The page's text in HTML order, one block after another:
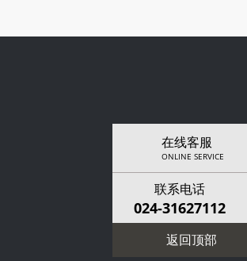
在线客服
ONLINE SERVICE
联系电话
024-31627112
返回顶部